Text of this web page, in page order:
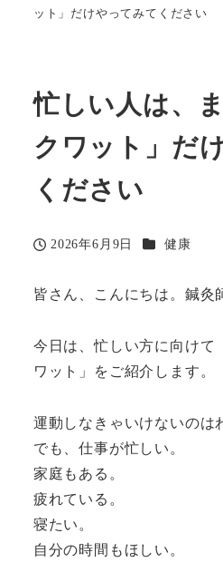
ット」だけやってみてください
忙しい人は、
クワット」だ
ください
投稿日
2026年6月9日 カテゴリー
健康
皆さん、こんにちは。鍼灸
今日は、忙しい方に向けて
ワット」をご紹介します。
運動しなきゃいけないのは
でも、仕事が忙しい。
家庭もある。
疲れている。
寝たい。
自分の時間もほしい。